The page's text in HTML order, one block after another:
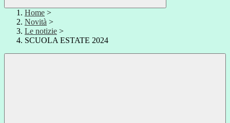
Home >
Novità >
Le notizie >
SCUOLA ESTATE 2024